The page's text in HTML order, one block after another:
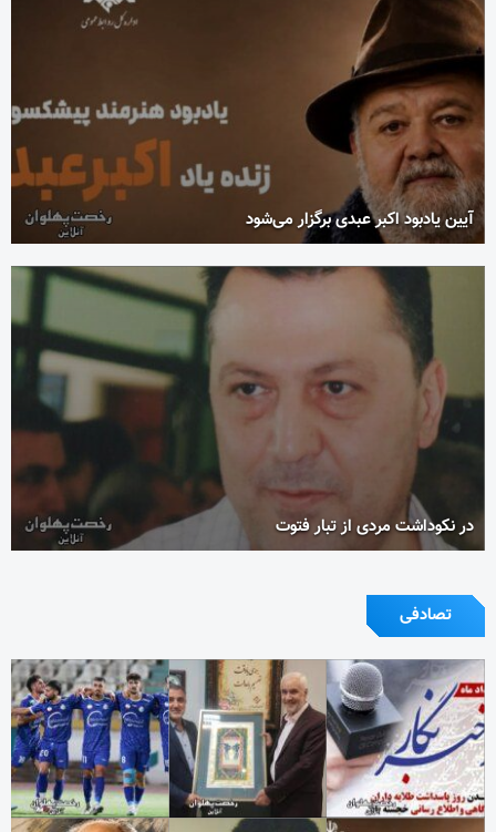
آیین یادبود اکبر عبدی برگزار می‌شود
در نکوداشت مردی از تبار فتوت
تصادفی